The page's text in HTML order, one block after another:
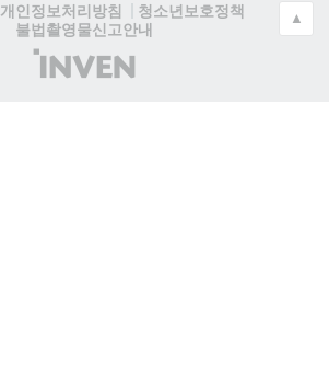
개인정보처리방침
청소년보호정책
불법촬영물신고안내
(주)
인
▲